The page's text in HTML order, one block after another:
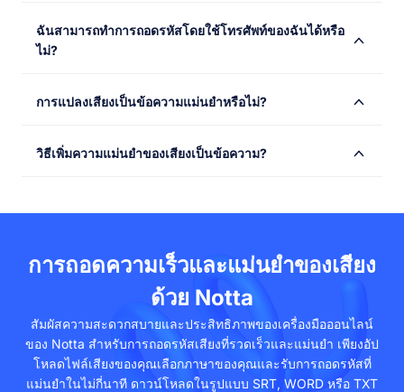
หรือวิดีโอเพื่อรับการถอดเสียงเป็นข้อความโดยอัตโนมัติได้
เรารู้ว่าเวลาของคุณมีค่ามาก และเราต้องการช่วยคุณทำสิ่ง
ได้จาก Apple App Store หรือ Google Play และสมัคร
ทดลองใช้ฟรี 3 วันด้วยบัญชี Google หรือ Apple ID ของคุณ
เวลาสามวัน โปรดทราบว่าคุณต้องเพิ่มวิธีการชำระเงินก่อนที่
จะเริ่มทดลองใช้ฟรี อย่ากังวล คุณจะไม่ถูกเรียกเก็บเงินในจุดนี้
หลังจากที่คุณสมัครทดลองใช้ฟรี 3 วัน คุณจะได้รับบริการต่อ
นำเข้าไฟล์เสียง/วิดีโอเข้า Notta เพื่อสร้างการถอด
ส่งออกการถอดความเป็นข้อความเข้าสู่รูปแบบต่าง
ๆ เช่น TXT, DOCX, SRT, PDF
Notta สามารถแปลบทความเป็น 42 ภาษาได้ รวม
ถึงสเปน เยอรมัน ฝรั่งเศส โปรตุเกส อิตาลี ฯลฯ
ฉันสามารถทำการถอดรหัสโดยใช้โทรศัพท์ของฉันได้หรือ
ไม่?
เป็นข้อความได้ตลอดเวลาและทุกโอกาสกับโทรศัพท์ของคุณ
ไฟล์เสียงและวิดีโอจากที่เก็บข้อมูลในเครื่องเพื่อสร้างข้อความ
ในเวลาไม่กี่นาที
การแปลงเสียงเป็นข้อความแม่นยำหรือไม่?
อย่างแม่นยำในส่วนมากของเวลา เรามีการคัดลอกที่แม่นยำที่
เดียวกัน ในสภาพแวดล้อมที่เงียบ Notta มีความแม่นยำอยู่ที่
วิธีเพิ่มความแม่นยำของเสียงเป็นข้อความ?
ของคุณ และหลีกเลี่ยงหรือลดเสียงรบกวน เราแนะนำให้คุณ :
รักษาระยะห่างระหว่างไมค์และลำโพงให้ใกล้มาก
ที่สุด
พูดอย่างชัดเจนและธรรมชาติด้วยเสียงสนทนาและ
จังหวะที่คุ้นเคย
หลีกเลี่ยงหรือลดเสียงรบกวนในพื้นหลัง
การถอดความเร็วและแม่นยำของเสียง
ด้วย Notta
สัมผัสความสะดวกสบายและประสิทธิภาพของเครื่องมือออนไลน์
ของ Notta สำหรับการถอดรหัสเสียงที่รวดเร็วและแม่นยำ เพียงอัป
โหลดไฟล์เสียงของคุณเลือกภาษาของคุณและรับการถอดรหัสที่
แม่นยำในไม่กี่นาที ดาวน์โหลดในรูปแบบ SRT, WORD หรือ TXT